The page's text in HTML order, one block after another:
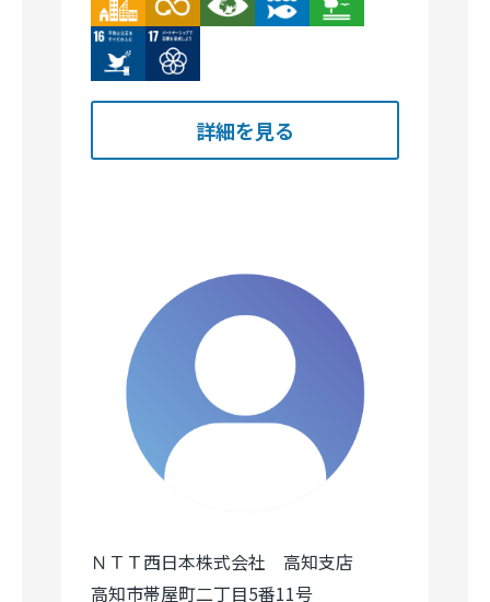
Image Image
詳細を見る
ＮＴＴ西日本株式会社 高知支店
高知市帯屋町二丁目5番11号